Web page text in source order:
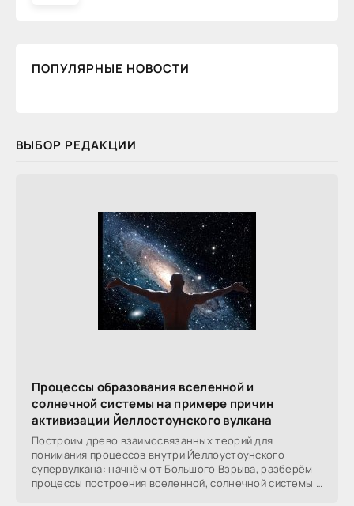
ПОПУЛЯРНЫЕ НОВОСТИ
ВЫБОР РЕДАКЦИИ
Процессы образования вселенной и
солнечной системы на примере причин
активизации Йеллостоунского вулкана
Построим древо взаимосвязанных теорий для
понимания процессов внутри Йеллоустоунского
супервулкана: начнём от Большого Взрыва, разберём
процессы построения вселенной, солнечной системы в